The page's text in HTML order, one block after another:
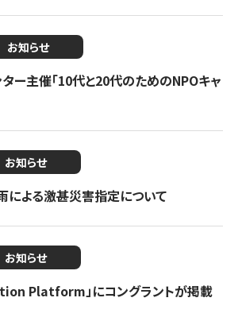
お知らせ
ー主催「10代と20代のためのNPOキャ
お知らせ
による激甚災害指定について
お知らせ
Platform」にコングラントが掲載